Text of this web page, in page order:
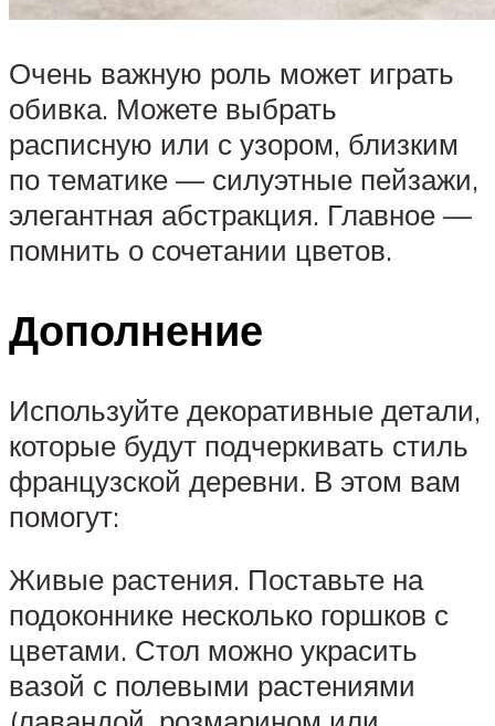
Очень важную роль может играть
обивка. Можете выбрать
расписную или с узором, близким
по тематике — силуэтные пейзажи,
элегантная абстракция. Главное —
помнить о сочетании цветов.
Дополнение
Используйте декоративные детали,
которые будут подчеркивать стиль
французской деревни. В этом вам
помогут:
Живые растения. Поставьте на
подоконнике несколько горшков с
цветами. Стол можно украсить
вазой с полевыми растениями